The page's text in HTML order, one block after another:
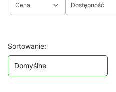
Cena Dostępność
Lista produktów
Sortowanie:
Domyślne